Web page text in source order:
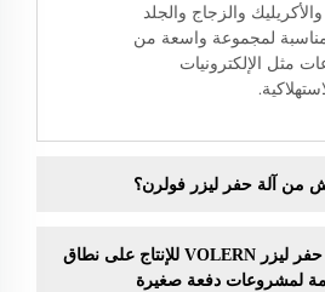
والزجاج والجلد
مناسبة لمجموعة واسعة من
مثل الإلكترونيات
من آلة حفر ليزر فولرن؟
هل يمكن استخدام آلة حفر ليزر VOLERN للإنتاج على نطاق
لمشروعات دفعة صغيرة